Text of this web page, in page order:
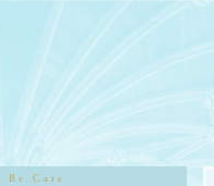
Be Care